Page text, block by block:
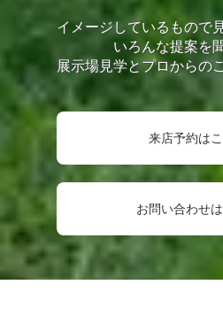
イメージしているもので
いろんな提案を
展示場見学とプロからの
来店予約は
お問い合わせ